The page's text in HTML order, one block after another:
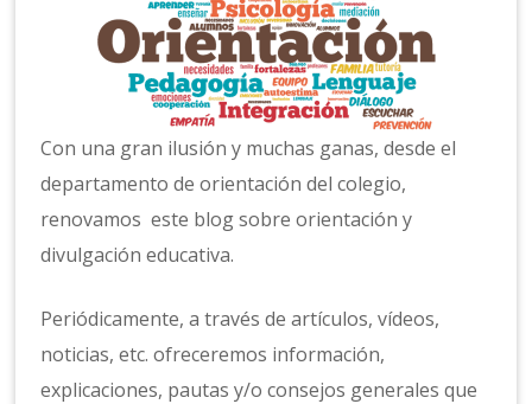
Con una gran ilusión y muchas ganas, desde el
departamento de orientación del colegio,
renovamos este blog sobre orientación y
divulgación educativa.
Periódicamente, a través de artículos, vídeos,
noticias, etc. ofreceremos información,
explicaciones, pautas y/o consejos generales que